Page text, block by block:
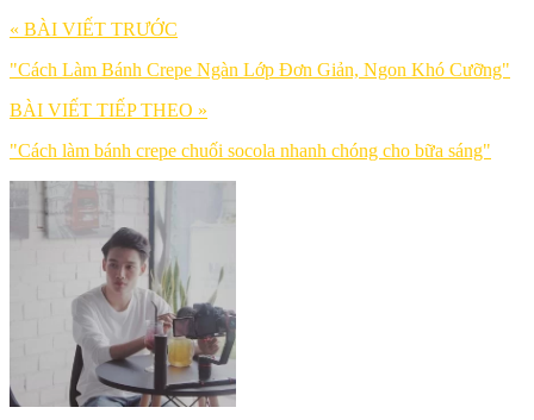
« BÀI VIẾT TRƯỚC
"Cách Làm Bánh Crepe Ngàn Lớp Đơn Giản, Ngon Khó Cưỡng"
BÀI VIẾT TIẾP THEO »
"Cách làm bánh crepe chuối socola nhanh chóng cho bữa sáng"